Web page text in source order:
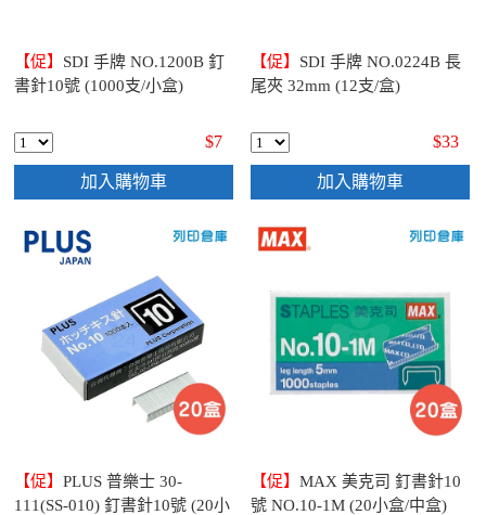
【促】 SDI 手牌 NO.1200B 釘
書針10號 (1000支/小盒)
$7
加入購物車
【促】 SDI 手牌 NO.0224B 長
尾夾 32mm (12支/盒)
$33
加入購物車
【促】PLUS 普樂士 30-
111(SS-010) 釘書針10號 (20小
【促】MAX 美克司 釘書針10
號 NO.10-1M (20小盒/中盒)